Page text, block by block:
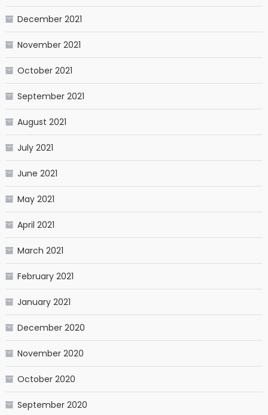
December 2021
November 2021
October 2021
September 2021
August 2021
July 2021
June 2021
May 2021
April 2021
March 2021
February 2021
January 2021
December 2020
November 2020
October 2020
September 2020